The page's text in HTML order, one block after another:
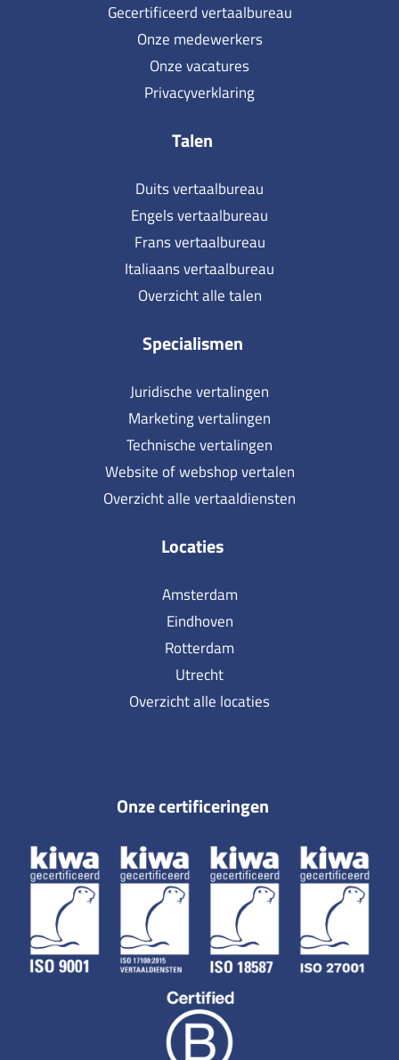
Gecertificeerd vertaalbureau
Onze medewerkers
Onze vacatures
Privacyverklaring
Talen
Duits vertaalbureau
Engels vertaalbureau
Frans vertaalbureau
Italiaans vertaalbureau
Overzicht alle talen
Specialismen
Juridische vertalingen
Marketing vertalingen
Technische vertalingen
Website of webshop vertalen
Overzicht alle vertaaldiensten
Locaties
Amsterdam
Eindhoven
Rotterdam
Utrecht
Overzicht alle locaties
Onze certificeringen